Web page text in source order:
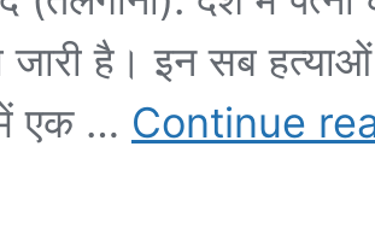
जारी है। इन सब
एक … Continue